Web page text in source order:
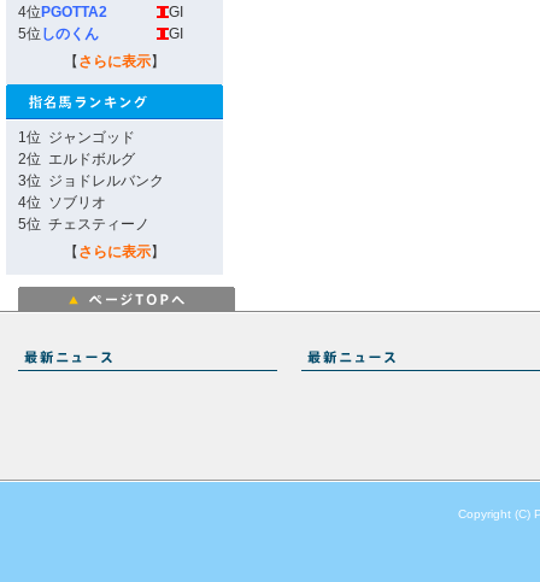
4位 PGOTTA2
GI
5位 しのくん
GI
【 さらに表示】
1位 ジャンゴッド
2位 エルドボルグ
3位 ジョドレルバンク
4位 ソブリオ
5位 チェスティーノ
【 さらに表示】
Copyright (C)